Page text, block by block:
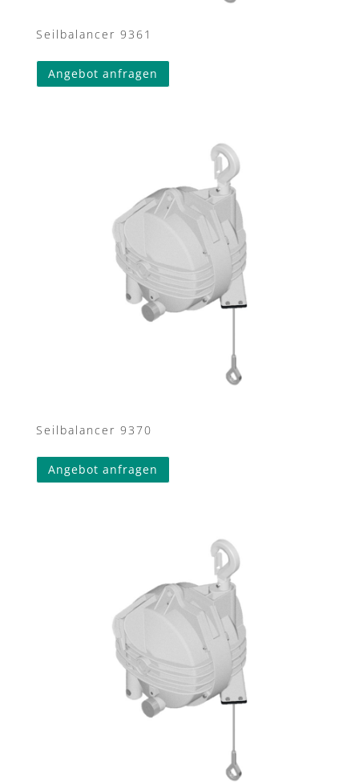
Seilbalancer 9361
Angebot anfragen
Seilbalancer 9370
Angebot anfragen